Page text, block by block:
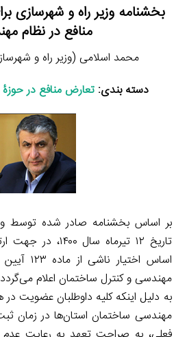
بخشنامه وزیر راه و شهرسازی
منافع در نظام
محمد اسلامی (وزیر راه و شهرسازی) ـ ۱۳
دسته بندی: تعارض منافع در
بر اساس بخشنامه صادر شده توسط
تاریخ ۱۲ تیرماه
اساس
مهندسی و کنترل ساختمان اعلام
به دلیل اینکه کلیه داوطلبان عضویت
مهندسی ساختمان استان‌ها در زمان ثبت